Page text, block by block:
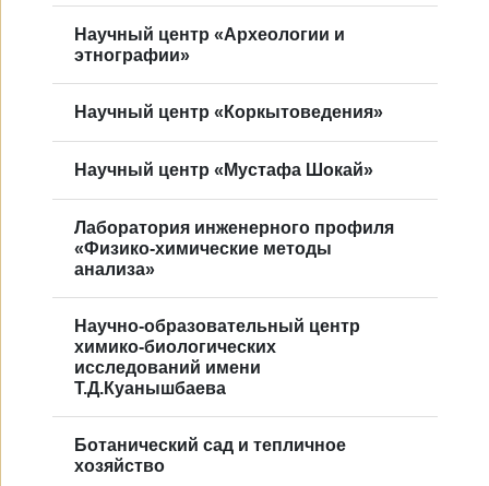
Научный центр «Археологии и
этнографии»
Научный центр «Коркытоведения»
Научный центр «Мустафа Шокай»
Лаборатория инженерного профиля
«Физико-химические методы
анализа»
Научно-образовательный центр
химико-биологических
исследований имени
Т.Д.Куанышбаева
Ботанический сад и тепличное
хозяйство